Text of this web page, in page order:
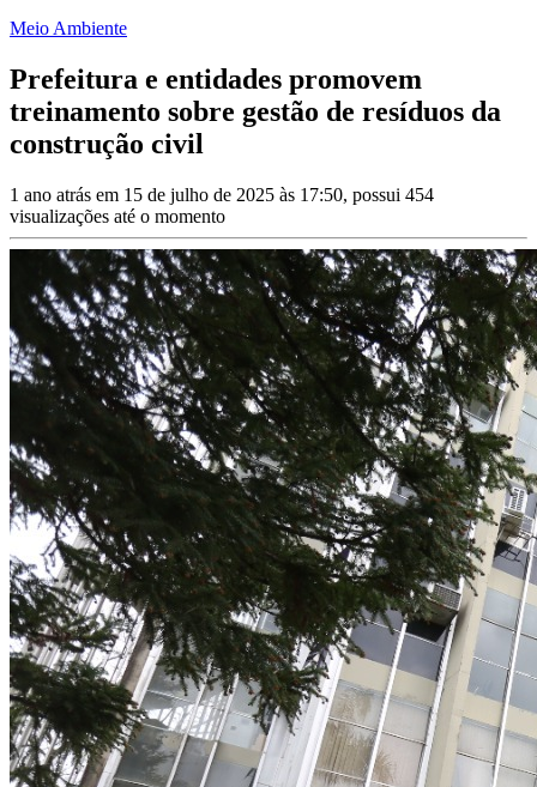
Meio Ambiente
Prefeitura e entidades promovem
treinamento sobre gestão de resíduos da
construção civil
1 ano atrás em 15 de julho de 2025 às 17:50, possui 454
visualizações até o momento